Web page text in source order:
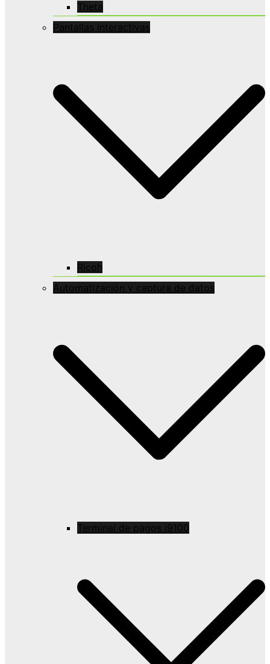
Theta
Pantallas interactivas
Ricoh
Automatización y captura de datos
Terminal de pagos i9100